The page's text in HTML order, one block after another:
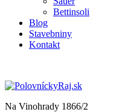
Bettinsoli
Blog
Stavebniny
Kontakt
Na Vinohrady 1866/2